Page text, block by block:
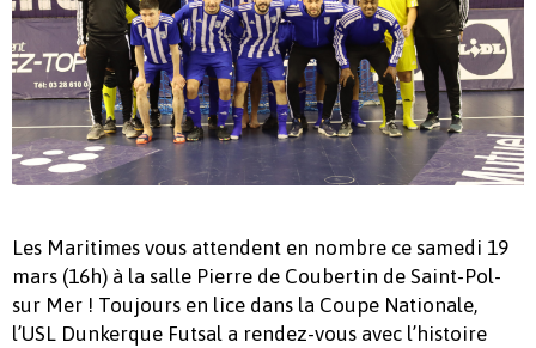
Les Maritimes vous attendent en nombre ce samedi 19
mars (16h) à la salle Pierre de Coubertin de Saint-Pol-
sur Mer ! Toujours en lice dans la Coupe Nationale,
l’USL Dunkerque Futsal a rendez-vous avec l’histoire